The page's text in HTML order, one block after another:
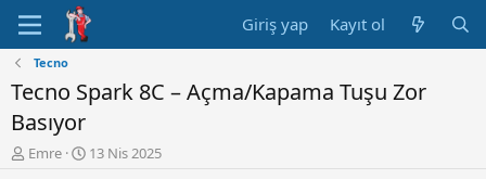
Giriş yap Kayıt ol
Tecno
Tecno Spark 8C – Açma/Kapama Tuşu Zor
Basıyor
K
Emre
B13 Nis 2025